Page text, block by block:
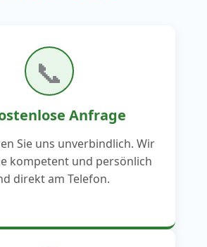
📞
Anfrage
Sie uns unverbindlich. Wir
kompetent und persönlich
direkt am Telefon.